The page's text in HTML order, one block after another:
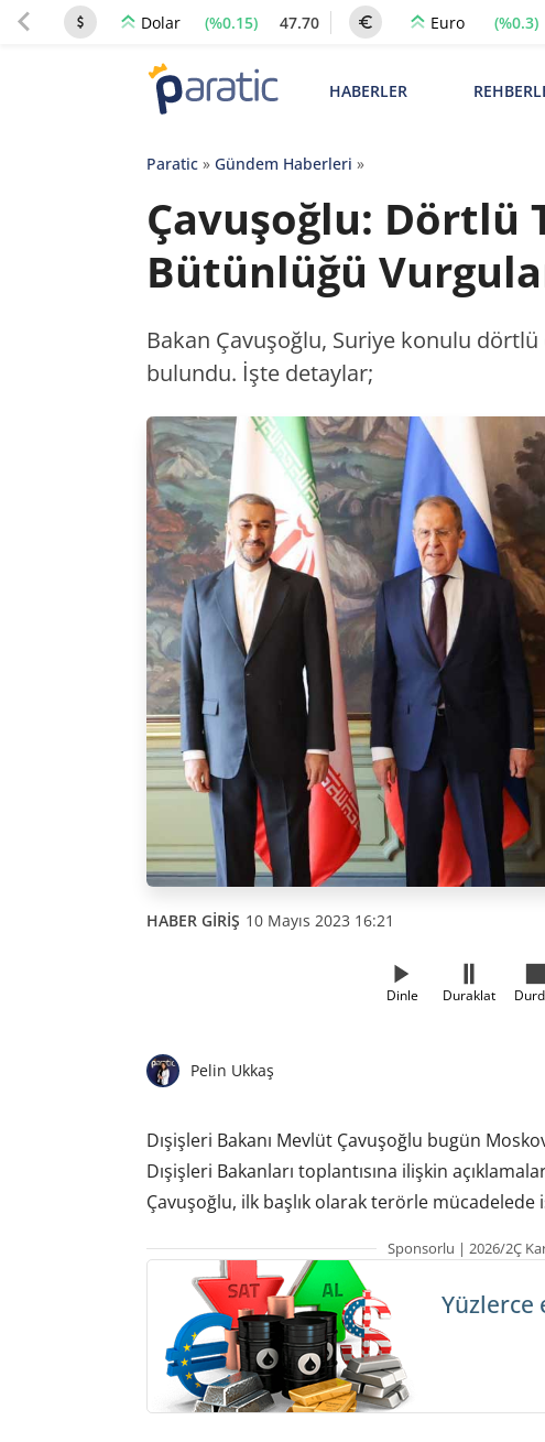
Dolar (%0.15) 47.70 Euro (%0.3)
HABERLER
Paratic» Gündem Haberleri »
Çavuşoğlu: Dörtlü
Bütünlüğü
Bakan Çavuşoğlu, Suriye konulu dörtlü
bulundu. İşte detaylar;
HABER GİRİŞ 10 Mayıs 2023 16:21
Dinle Duraklat
Pelin Ukkaş
Dışişleri Bakanı Mevlüt Çavuşoğlu bugün
Dışişleri Bakanları toplantısına ilişkin
Çavuşoğlu, ilk başlık olarak terörle
Sponsorlu | 2026/2Ç
Yüzlerce